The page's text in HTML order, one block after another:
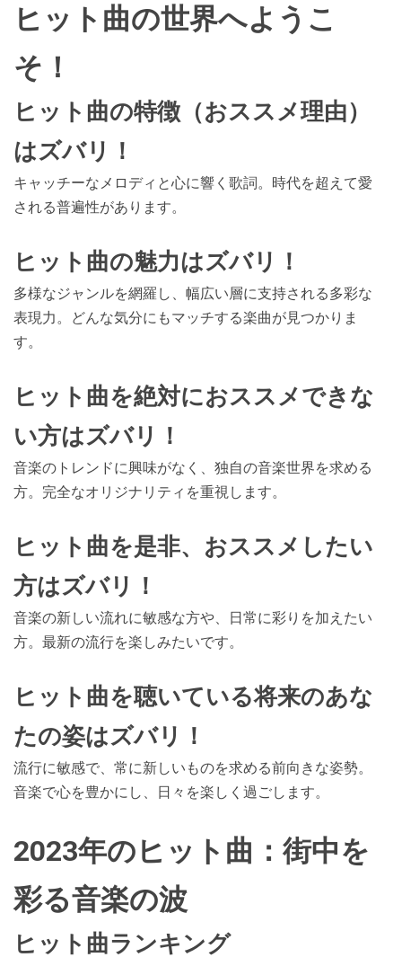
ヒット曲の世界へようこ
そ！
ヒット曲の特徴（おススメ理由）
はズバリ！
キャッチーなメロディと心に響く歌詞。時代を超えて愛
される普遍性があります。
ヒット曲の魅力はズバリ！
多様なジャンルを網羅し、幅広い層に支持される多彩な
表現力。どんな気分にもマッチする楽曲が見つかりま
す。
ヒット曲を絶対におススメできな
い方はズバリ！
音楽のトレンドに興味がなく、独自の音楽世界を求める
方。完全なオリジナリティを重視します。
ヒット曲を是非、おススメしたい
方はズバリ！
音楽の新しい流れに敏感な方や、日常に彩りを加えたい
方。最新の流行を楽しみたいです。
ヒット曲を聴いている将来のあな
たの姿はズバリ！
流行に敏感で、常に新しいものを求める前向きな姿勢。
音楽で心を豊かにし、日々を楽しく過ごします。
2023年のヒット曲：街中を
彩る音楽の波
ヒット曲ランキング